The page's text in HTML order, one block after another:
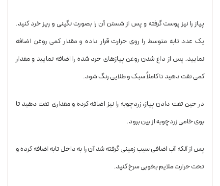
پیاز را نیز پوست گرفته و پس از شستن آن را بصورت نگینی و ریز خرد کنید.
یک عدد تابه متوسط را روی حرارت قرار داده و مقدار کمی روغن اضافه
نمایید. پس از داغ شدن روغن پیازهای خرد شده را اضافه نمایید و مقدار
کمی تفت دهید تا کاملاً سبک و طلایی رنگ شود.
در حین تفت دادن پیاز، زردچوبه را نیز اضافه کرده و مقداری تفت دهید تا
بوی خامی زردچوبه از بین برود.
پس از آنکه آب اضافی سیب زمینی گرفته شد آن را به داخل تابه اضافه کرده و
تحت حرارت ملایم بخوبی سرخ کنید.